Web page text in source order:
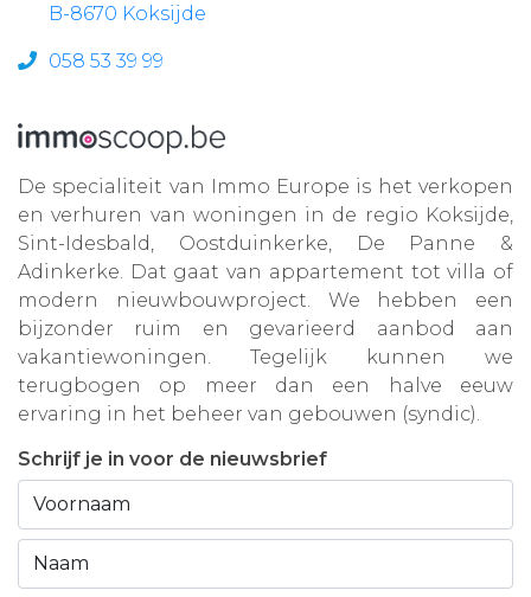
B-8670 Koksijde
058 53 39 99
De specialiteit van Immo Europe is het verkopen
en verhuren van woningen in de regio Koksijde,
Sint-Idesbald, Oostduinkerke, De Panne &
Adinkerke. Dat gaat van appartement tot villa of
modern nieuwbouwproject. We hebben een
bijzonder ruim en gevarieerd aanbod aan
vakantiewoningen. Tegelijk kunnen we
terugbogen op meer dan een halve eeuw
ervaring in het beheer van gebouwen (syndic).
Schrijf je in voor de nieuwsbrief